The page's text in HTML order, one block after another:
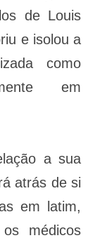
de Louis
e isolou a
como
em
a sua
atrás de si
em latim,
médicos